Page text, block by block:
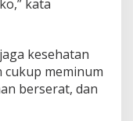
kata
kesehatan
cukup meminum
berserat, dan